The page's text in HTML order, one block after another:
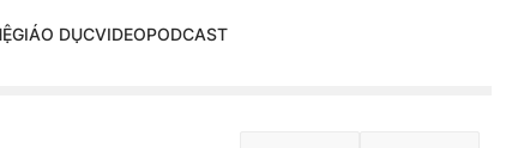
GIÁO DỤCVIDEOPODCAST